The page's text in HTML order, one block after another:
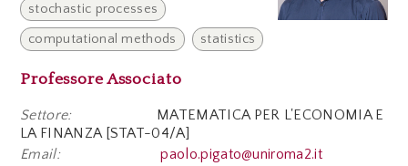
stochastic processes
computational methods statistics
Professore Associato
Settore:
MATEMATICA PER L'ECONOMIA E
LA FINANZA [STAT-04/A]
Email:
paolo.pigato@uniroma2.it